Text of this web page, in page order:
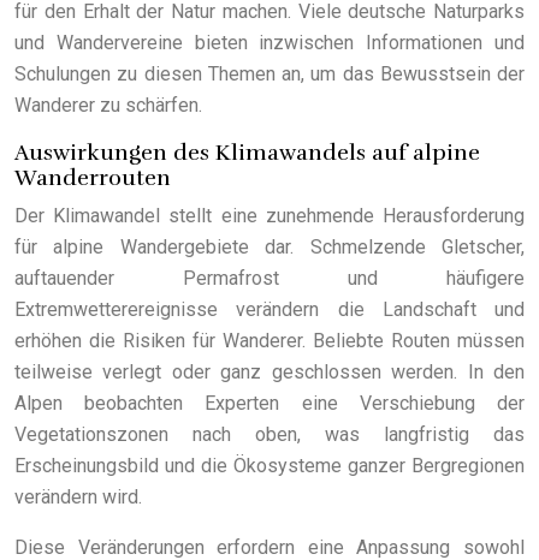
für den Erhalt der Natur machen. Viele deutsche Naturparks
und Wandervereine bieten inzwischen Informationen und
Schulungen zu diesen Themen an, um das Bewusstsein der
Wanderer zu schärfen.
Auswirkungen des Klimawandels auf alpine
Wanderrouten
Der Klimawandel stellt eine zunehmende Herausforderung
für alpine Wandergebiete dar. Schmelzende Gletscher,
auftauender Permafrost und häufigere
Extremwetterereignisse verändern die Landschaft und
erhöhen die Risiken für Wanderer. Beliebte Routen müssen
teilweise verlegt oder ganz geschlossen werden. In den
Alpen beobachten Experten eine Verschiebung der
Vegetationszonen nach oben, was langfristig das
Erscheinungsbild und die Ökosysteme ganzer Bergregionen
verändern wird.
Diese Veränderungen erfordern eine Anpassung sowohl